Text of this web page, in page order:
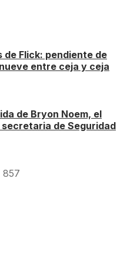
de Flick: pendiente de
entre ceja y ceja
de Bryon Noem, el
de Seguridad
857